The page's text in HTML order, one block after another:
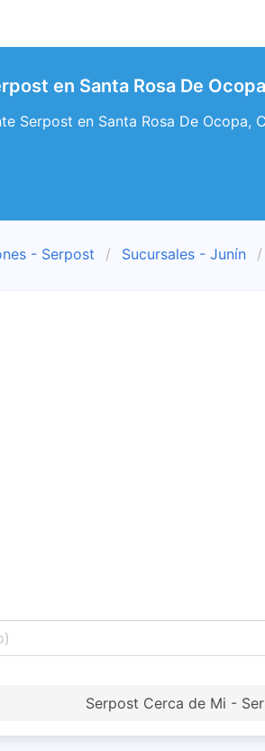
en Santa Rosa De
Serpost en Santa Rosa De
- Serpost Sucursales - Junín
Serpost Cerca de Mi -